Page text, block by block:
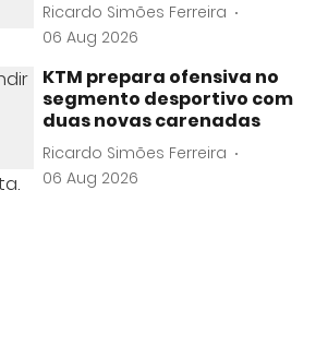
Ricardo Simões Ferreira
06 Aug 2026
KTM prepara ofensiva no
segmento desportivo com
duas novas carenadas
Ricardo Simões Ferreira
06 Aug 2026